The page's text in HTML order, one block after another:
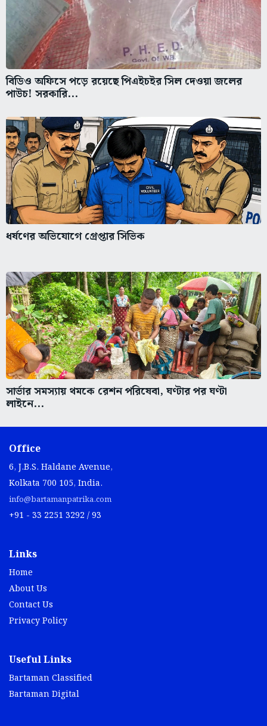
বিডিও অফিসে পড়ে রয়েছে পিএইচইর সিল দেওয়া জলের
পাউচ! সরকারি...
ধর্ষণের অভিযোগে গ্রেপ্তার সিভিক
সার্ভার সমস্যায় থমকে রেশন পরিষেবা, ঘণ্টার পর ঘণ্টা
লাইনে...
Office
6, J.B.S. Haldane Avenue,
Kolkata 700 105, India.
info@bartamanpatrika.com
+91 - 33 2251 3292 / 93
Links
Home
About Us
Contact Us
Privacy Policy
Useful Links
Bartaman Classified
Bartaman Digital